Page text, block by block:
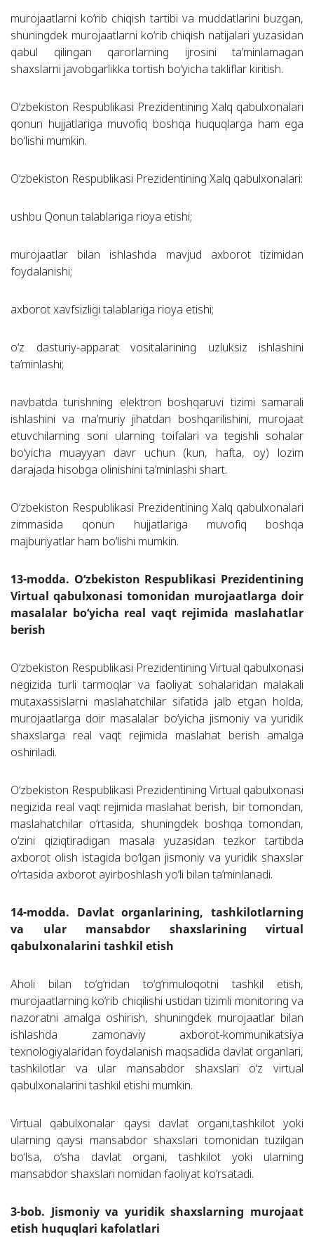
murojaatlarni ko‘rib chiqish tartibi va muddatlarini buzgan,
shuningdek murojaatlarni ko‘rib chiqish natijalari yuzasidan
qabul qilingan qarorlarning ijrosini ta’minlamagan
shaxslarni javobgarlikka tortish bo‘yicha takliflar kiritish.
O‘zbekiston Respublikasi Prezidentining Xalq qabulxonalari
qonun hujjatlariga muvofiq boshqa huquqlarga ham ega
bo‘lishi mumkin.
O‘zbekiston Respublikasi Prezidentining Xalq qabulxonalari:
ushbu Qonun talablariga rioya etishi;
murojaatlar bilan ishlashda mavjud axborot tizimidan
foydalanishi;
axborot xavfsizligi talablariga rioya etishi;
o‘z dasturiy-apparat vositalarining uzluksiz ishlashini
ta’minlashi;
navbatda turishning elektron boshqaruvi tizimi samarali
ishlashini va ma’muriy jihatdan boshqarilishini, murojaat
etuvchilarning soni ularning toifalari va tegishli sohalar
bo‘yicha muayyan davr uchun (kun, hafta, oy) lozim
darajada hisobga olinishini ta’minlashi shart.
O‘zbekiston Respublikasi Prezidentining Xalq qabulxonalari
zimmasida qonun hujjatlariga muvofiq boshqa
majburiyatlar ham bo‘lishi mumkin.
13-modda. O‘zbekiston Respublikasi Prezidentining
Virtual qabulxonasi tomonidan murojaatlarga doir
masalalar bo‘yicha real vaqt rejimida maslahatlar
berish
O‘zbekiston Respublikasi Prezidentining Virtual qabulxonasi
negizida turli tarmoqlar va faoliyat sohalaridan malakali
mutaxassislarni maslahatchilar sifatida jalb etgan holda,
murojaatlarga doir masalalar bo‘yicha jismoniy va yuridik
shaxslarga real vaqt rejimida maslahat berish amalga
oshiriladi.
O‘zbekiston Respublikasi Prezidentining Virtual qabulxonasi
negizida real vaqt rejimida maslahat berish, bir tomondan,
maslahatchilar o‘rtasida, shuningdek boshqa tomondan,
o‘zini qiziqtiradigan masala yuzasidan tezkor tartibda
axborot olish istagida bo‘lgan jismoniy va yuridik shaxslar
o‘rtasida axborot ayirboshlash yo‘li bilan ta’minlanadi.
14-modda. Davlat organlarining, tashkilotlarning
va ular mansabdor shaxslarining virtual
qabulxonalarini tashkil etish
Aholi bilan to‘g‘ridan to‘g‘rimuloqotni tashkil etish,
murojaatlarning ko‘rib chiqilishi ustidan tizimli monitoring va
nazoratni amalga oshirish, shuningdek murojaatlar bilan
ishlashda zamonaviy axborot-kommunikatsiya
texnologiyalaridan foydalanish maqsadida davlat organlari,
tashkilotlar va ular mansabdor shaxslari o‘z virtual
qabulxonalarini tashkil etishi mumkin.
Virtual qabulxonalar qaysi davlat organi,tashkilot yoki
ularning qaysi mansabdor shaxslari tomonidan tuzilgan
bo‘lsa, o‘sha davlat organi, tashkilot yoki ularning
mansabdor shaxslari nomidan faoliyat ko‘rsatadi.
3-bob. Jismoniy va yuridik shaxslarning murojaat
etish huquqlari kafolatlari